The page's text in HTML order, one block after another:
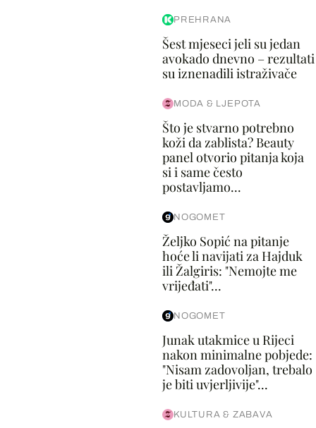
PREHRANA
Šest mjeseci jeli su jedan
avokado dnevno – rezultati
su iznenadili istraživače
MODA & LJEPOTA
Što je stvarno potrebno
koži da zablista? Beauty
panel otvorio pitanja koja
si i same često
postavljamo...
NOGOMET
Željko Sopić na pitanje
hoće li navijati za Hajduk
ili Žalgiris: "Nemojte me
vrijeđati"...
NOGOMET
Junak utakmice u Rijeci
nakon minimalne pobjede:
"Nisam zadovoljan, trebalo
je biti uvjerljivije"...
KULTURA & ZABAVA